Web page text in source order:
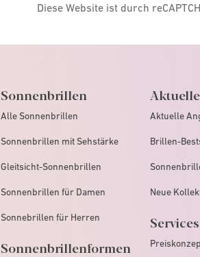
Diese Website ist durch
Sonnenbrillen
Alle Sonnenbrillen
Sonnenbrillen mit Sehstärke
Gleitsicht-Sonnenbrillen
Sonnenbrillen für Damen
Sonnebrillen für Herren
Sonnenbrillenformen
Aktuelle
Brillen-
Neue
Services